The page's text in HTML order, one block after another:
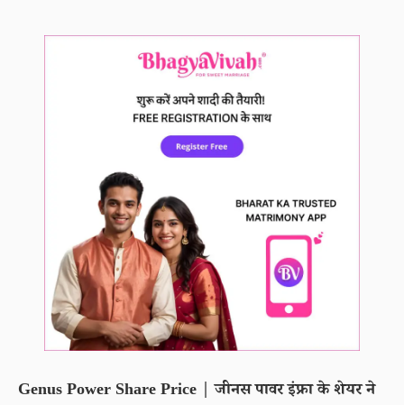
Genus Power Share Price | जीनस पावर इंफ्रा के शेयर ने